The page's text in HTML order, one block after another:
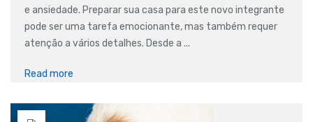
e ansiedade. Preparar sua casa para este novo integrante
pode ser uma tarefa emocionante, mas também requer
atenção a vários detalhes. Desde a ...
Read more